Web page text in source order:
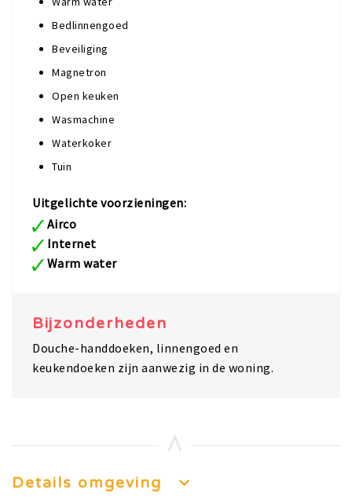
Bedlinnengoed
Beveiliging
Magnetron
Open keuken
Wasmachine
Waterkoker
Tuin
Uitgelichte voorzieningen:
Airco
Internet
Warm water
Bijzonderheden
Douche-handdoeken, linnengoed en
keukendoeken zijn aanwezig in de woning.
Details omgeving